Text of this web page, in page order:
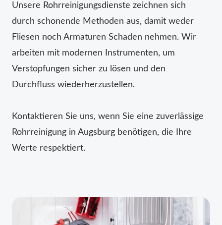
Unsere Rohrreinigungsdienste zeichnen sich
durch schonende Methoden aus, damit weder
Fliesen noch Armaturen Schaden nehmen. Wir
arbeiten mit modernen Instrumenten, um
Verstopfungen sicher zu lösen und den
Durchfluss wiederherzustellen.
Kontaktieren Sie uns, wenn Sie eine zuverlässige
Rohrreinigung in Augsburg benötigen, die Ihre
Werte respektiert.